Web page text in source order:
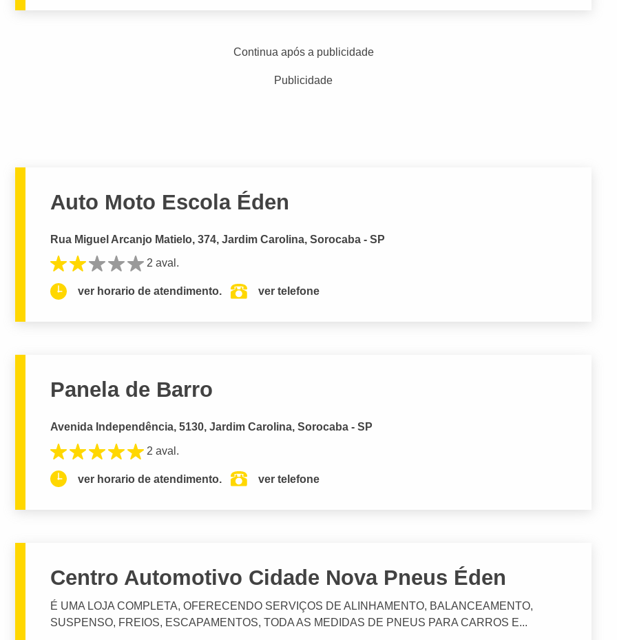
Continua após a publicidade
Publicidade
Auto Moto Escola Éden
Rua Miguel Arcanjo Matielo, 374, Jardim Carolina, Sorocaba - SP
2 aval.
ver horario de atendimento. ver telefone
Panela de Barro
Avenida Independência, 5130, Jardim Carolina, Sorocaba - SP
2 aval.
ver horario de atendimento. ver telefone
Centro Automotivo Cidade Nova Pneus Éden
É UMA LOJA COMPLETA, OFERECENDO SERVIÇOS DE ALINHAMENTO, BALANCEAMENTO,
SUSPENSO, FREIOS, ESCAPAMENTOS, TODA AS MEDIDAS DE PNEUS PARA CARROS E...